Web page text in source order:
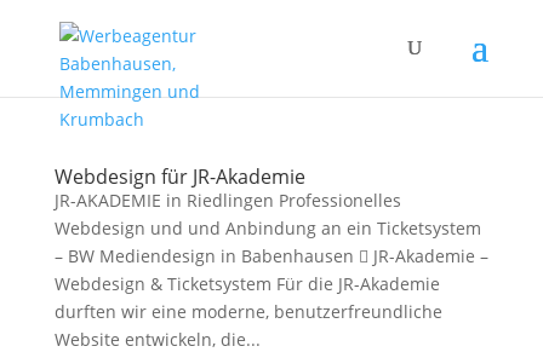
Webdesign für JR-Akademie
JR-AKADEMIE in Riedlingen Professionelles
Webdesign und und Anbindung an ein Ticketsystem
– BW Mediendesign in Babenhausen  JR-Akademie –
Webdesign & Ticketsystem Für die JR-Akademie
durften wir eine moderne, benutzerfreundliche
Website entwickeln, die...